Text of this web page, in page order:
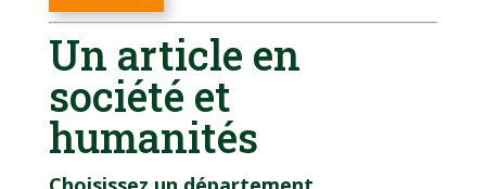
Un article en
société et
humanités